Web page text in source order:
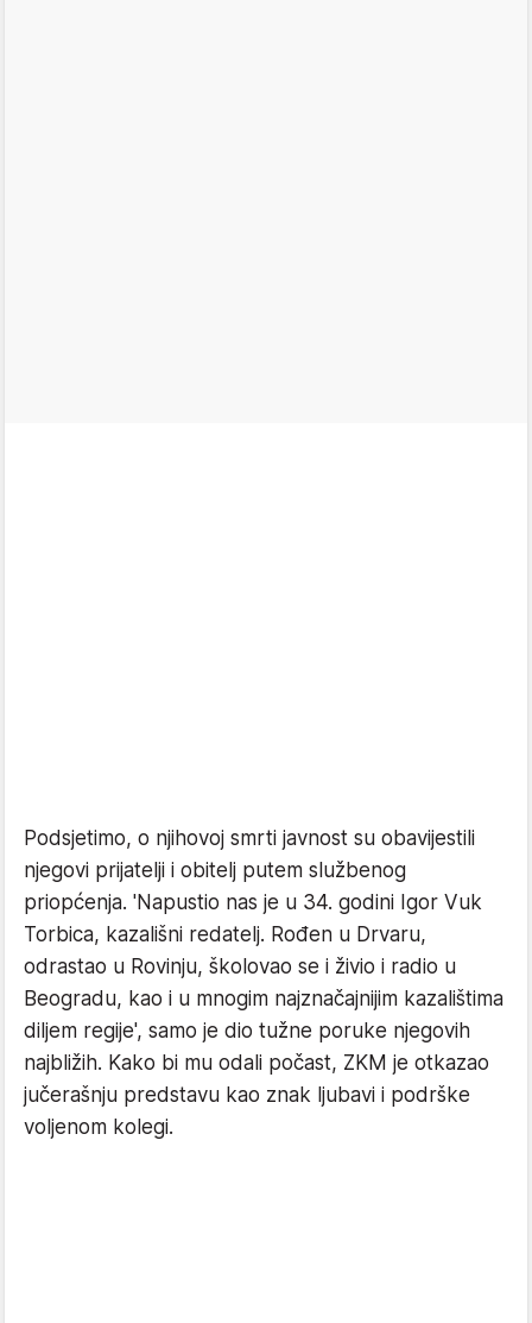
Podsjetimo, o njihovoj smrti javnost su obavijestili
njegovi prijatelji i obitelj putem službenog
priopćenja. 'Napustio nas je u 34. godini Igor Vuk
Torbica, kazališni redatelj. Rođen u Drvaru,
odrastao u Rovinju, školovao se i živio i radio u
Beogradu, kao i u mnogim najznačajnijim kazalištima
diljem regije', samo je dio tužne poruke njegovih
najbližih. Kako bi mu odali počast, ZKM je otkazao
jučerašnju predstavu kao znak ljubavi i podrške
voljenom kolegi.